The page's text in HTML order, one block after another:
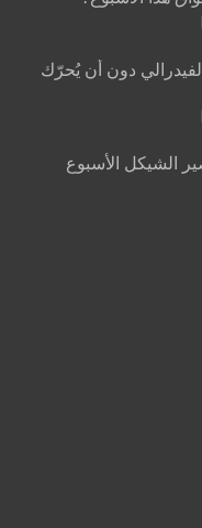
دون أن يُحرّك
الشيكل الأسبوع